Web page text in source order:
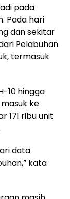
pada
Pada hari
dan sekitar
Pelabuhan
termasuk
10 hingga
ke
171 ribu unit
data
kata